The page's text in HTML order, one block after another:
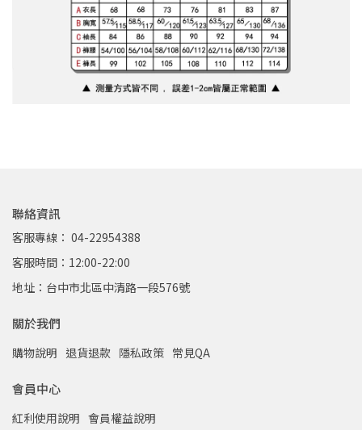
聯絡資訊
客服專線： 04-22954388
客服時間：12:00-22:00
地址：台中市北區中清路一段576號
關於我們
購物說明 退貨退款 隱私政策 常見QA
會員中心
紅利使用說明 會員權益說明